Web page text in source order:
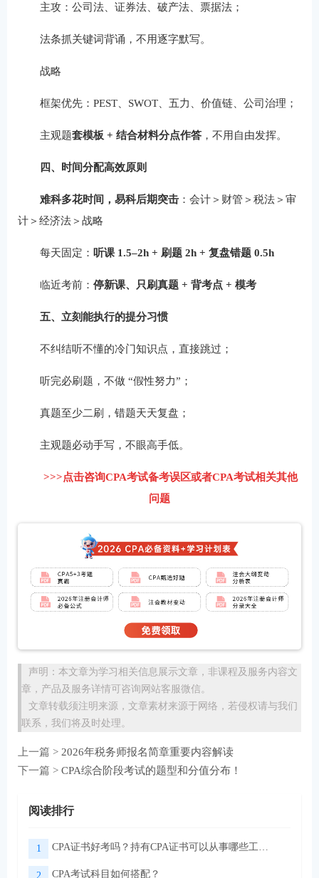
主攻：公司法、证券法、破产法、票据法；
法条抓关键词背诵，不用逐字默写。
战略
框架优先：PEST、SWOT、五力、价值链、公司治理；
主观题套模板 + 结合材料分点作答，不用自由发挥。
四、时间分配高效原则
难科多花时间，易科后期突击：会计＞财管＞税法＞审
计＞经济法＞战略
每天固定： 听课 1.5–2h + 刷题 2h + 复盘错题 0.5h
临近考前： 停新课、只刷真题 + 背考点 + 模考
五、立刻能执行的提分习惯
不纠结听不懂的冷门知识点，直接跳过；
听完必刷题，不做 “假性努力”；
真题至少二刷，错题天天复盘；
主观题必动手写，不眼高手低。
>>>点击咨询CPA考试备考误区或者CPA考试相关其他
问题
声明：本文章为学习相关信息展示文章，非课程及服务内容文
章，产品及服务详情可咨询网站客服微信。
文章转载须注明来源，文章素材来源于网络，若侵权请与我们
联系，我们将及时处理。
上一篇 > 2026年税务师报名简章重要内容解读
下一篇 > CPA综合阶段考试的题型和分值分布！
阅读排行
1 CPA证书好考吗？持有CPA证书可以从事哪些工作？
2 CPA考试科目如何搭配？